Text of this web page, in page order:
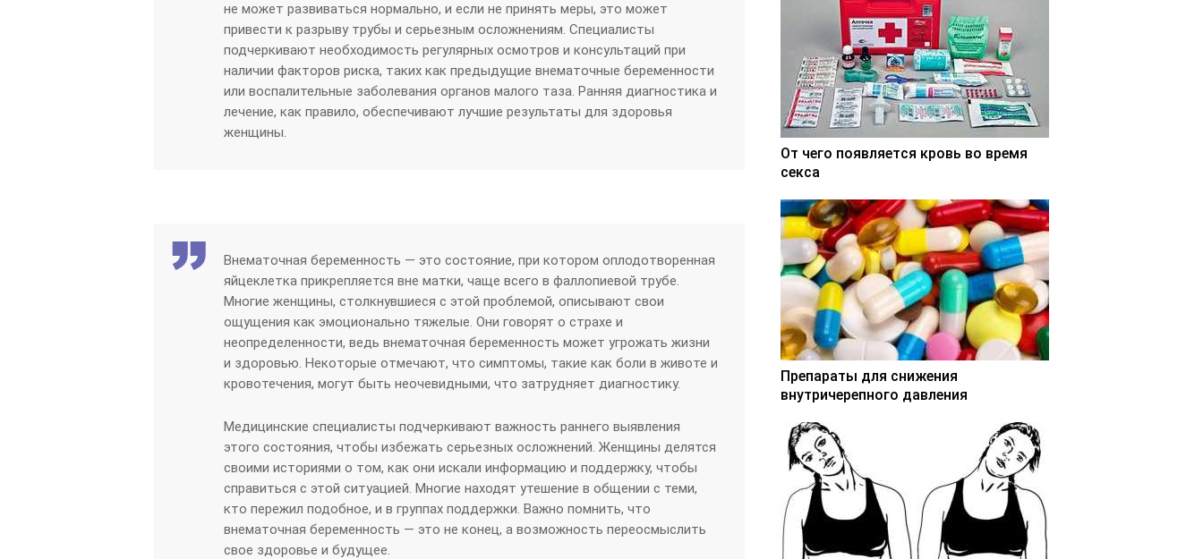
не может развиваться нормально, и если не принять меры, это может
привести к разрыву трубы и серьезным осложнениям. Специалисты
подчеркивают необходимость регулярных осмотров и консультаций при
наличии факторов риска, таких как предыдущие внематочные беременности
или воспалительные заболевания органов малого таза. Ранняя диагностика и
лечение, как правило, обеспечивают лучшие результаты для здоровья
женщины.
Внематочная беременность — это состояние, при котором оплодотворенная
яйцеклетка прикрепляется вне матки, чаще всего в фаллопиевой трубе.
Многие женщины, столкнувшиеся с этой проблемой, описывают свои
ощущения как эмоционально тяжелые. Они говорят о страхе и
неопределенности, ведь внематочная беременность может угрожать жизни
и здоровью. Некоторые отмечают, что симптомы, такие как боли в животе и
кровотечения, могут быть неочевидными, что затрудняет диагностику.
Медицинские специалисты подчеркивают важность раннего выявления
этого состояния, чтобы избежать серьезных осложнений. Женщины делятся
своими историями о том, как они искали информацию и поддержку, чтобы
справиться с этой ситуацией. Многие находят утешение в общении с теми,
кто пережил подобное, и в группах поддержки. Важно помнить, что
внематочная беременность — это не конец, а возможность переосмыслить
свое здоровье и будущее.
От чего появляется кровь во время
секса
Препараты для снижения
внутричерепного давления